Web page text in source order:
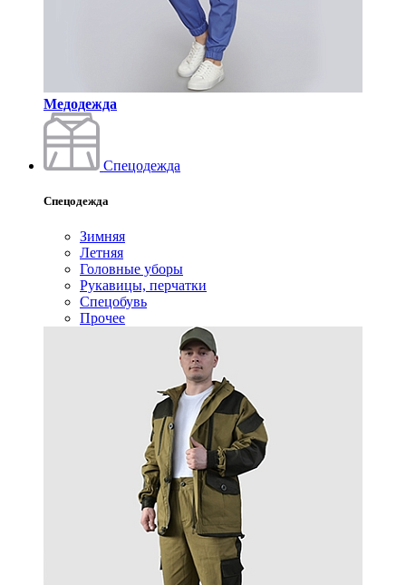
Медодежда
Спецодежда
Спецодежда
Зимняя
Летняя
Головные уборы
Рукавицы, перчатки
Спецобувь
Прочее